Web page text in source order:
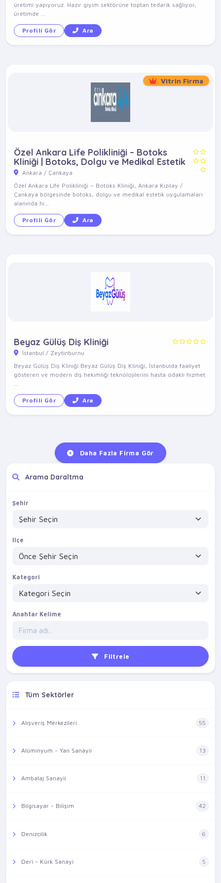
üretimi yapıyoruz. Hazır giyim sektörüne toptan tedarik sağlıyor,
üretimde ...
Profili Gör Ara
Vitrin Firma
Özel Ankara Life Polikliniği – Botoks
Kliniği | Botoks, Dolgu ve Medikal Estetik
Ankara / Çankaya
Özel Ankara Life Polikliniği – Botoks Kliniği, Ankara Kızılay /
Çankaya bölgesinde botoks, dolgu ve medikal estetik uygulamaları
alanında hi...
Profili Gör Ara
Beyaz Gülüş Diş Kliniği
İstanbul / Zeytinburnu
Beyaz Gülüş Diş Kliniği Beyaz Gülüş Diş Kliniği, İstanbulda faaliyet
gösteren ve modern diş hekimliği teknolojilerini hasta odaklı hizmet
...
Profili Gör Ara
Daha Fazla Firma Gör
Arama Daraltma
Şehir
İlçe
Kategori
Anahtar Kelime
Filtrele
Tüm Sektörler
Alışveriş Merkezileri 55
Alüminyum - Yan Sanayii 13
Ambalaj Sanayii 11
Bilgisayar - Bilişim 42
Denizcilik 6
Deri - Kürk Sanayi 5